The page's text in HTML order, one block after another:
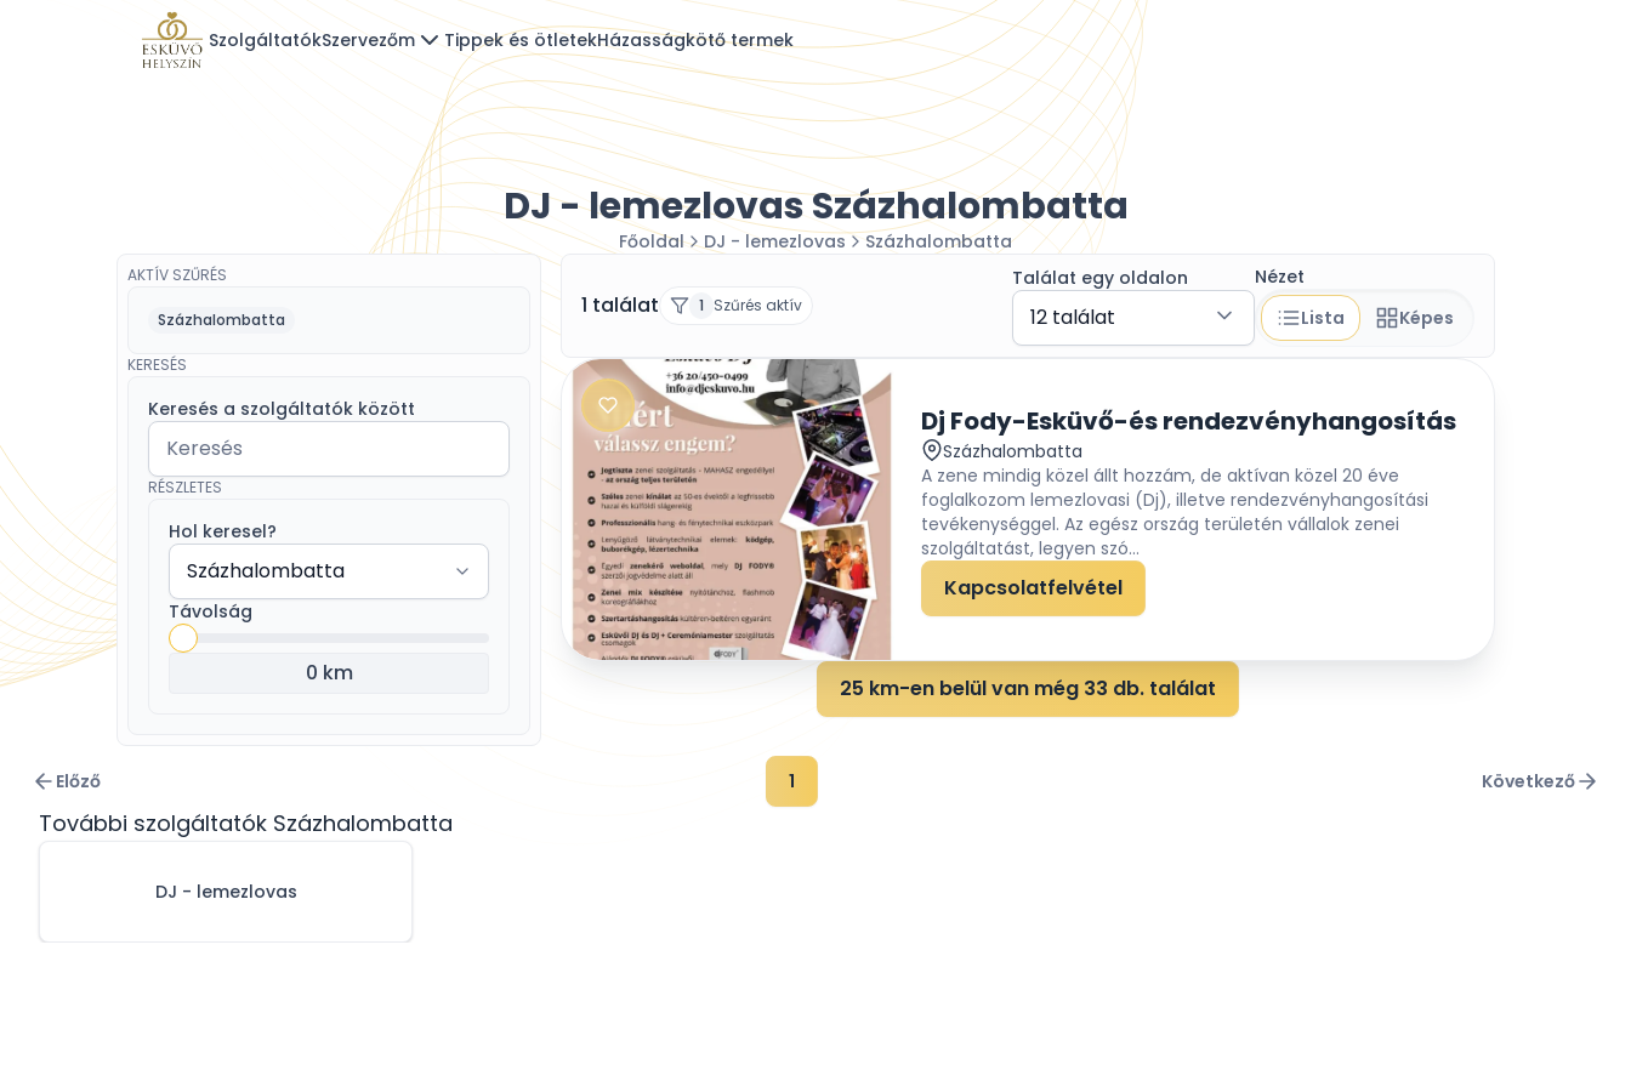
SzolgáltatókSzervezőm Tippek és ötletekHázasságkötő termek
DJ - lemezlovas Százhalombatta
Főoldal DJ - lemezlovas Százhalombatta
AKTÍV SZŰRÉS
Százhalombatta
KERESÉS
Keresés a szolgáltatók között
RÉSZLETES
Hol keresel?
Távolság
0 km
1 találat 1 Szűrés aktív
Találat egy oldalon
12 találat
Nézet
Lista
Képes
Dj Fody-Esküvő-és rendezvényhangosítás
Százhalombatta
A zene mindig közel állt hozzám, de aktívan közel 20 éve
foglalkozom lemezlovasi (Dj), illetve rendezvényhangosítási
tevékenységgel. Az egész ország területén vállalok zenei
szolgáltatást, legyen szó...
Kapcsolatfelvétel
25 km-en belül van még 33 db. találat
Előző 1 Következő
További szolgáltatók Százhalombatta
DJ - lemezlovas